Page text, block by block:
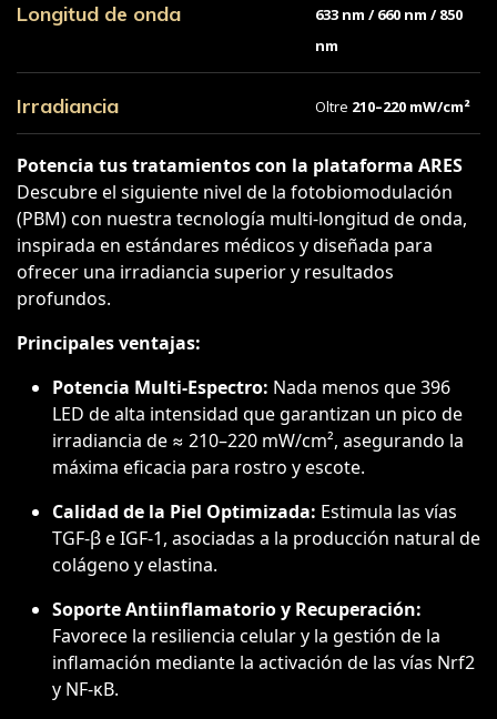
Longitud de onda
633 nm / 660 nm / 850
nm
Irradiancia Oltre 210–220 mW/cm²
Potencia tus tratamientos con la plataforma ARES
Descubre el siguiente nivel de la fotobiomodulación
(PBM) con nuestra tecnología multi-longitud de onda,
inspirada en estándares médicos y diseñada para
ofrecer una irradiancia superior y resultados
profundos.
Principales ventajas:
Potencia Multi-Espectro: Nada menos que 396
LED de alta intensidad que garantizan un pico de
irradiancia de ≈ 210–220 mW/cm², asegurando la
máxima eficacia para rostro y escote.
Calidad de la Piel Optimizada: Estimula las vías
TGF-β e IGF-1, asociadas a la producción natural de
colágeno y elastina.
Soporte Antiinflamatorio y Recuperación:
Favorece la resiliencia celular y la gestión de la
inflamación mediante la activación de las vías Nrf2
y NF-κB.